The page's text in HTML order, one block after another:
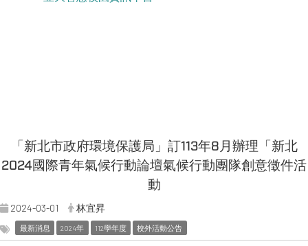
「新北市政府環境保護局」訂113年8月辦理「新北
2024國際青年氣候行動論壇氣候行動團隊創意徵件活
動
2024-03-01 林宜昇
最新消息 2024年 112學年度 校外活動公告